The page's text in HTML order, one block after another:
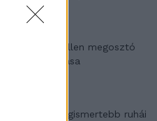
Woody Allen megosztó
zsenialitása
A világ legismertebb ruhái